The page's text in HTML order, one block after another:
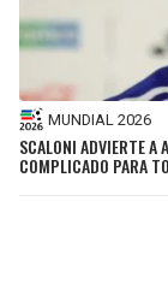
MUNDIAL 2026
SCALONI ADVIERTE A
COMPLICADO PARA